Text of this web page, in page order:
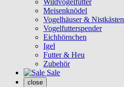
Wildvogelfutter
Meisenknödel
Vogelhäuser & Nistkästen
Vogelfutterspender
Eichhörnchen
Igel
Futter & Heu
Zubehör
Sale
close